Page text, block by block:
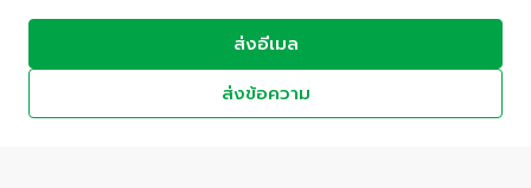
ส่งอีเมล
ส่งข้อความ